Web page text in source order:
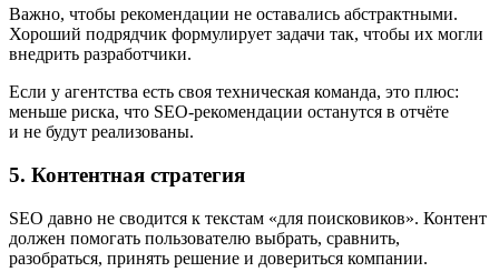
Важно, чтобы рекомендации не оставались абстрактными.
Хороший подрядчик формулирует задачи так, чтобы их могли
внедрить разработчики.
Если у агентства есть своя техническая команда, это плюс:
меньше риска, что SEO-рекомендации останутся в отчёте
и не будут реализованы.
5. Контентная стратегия
SEO давно не сводится к текстам «для поисковиков». Контент
должен помогать пользователю выбрать, сравнить,
разобраться, принять решение и довериться компании.